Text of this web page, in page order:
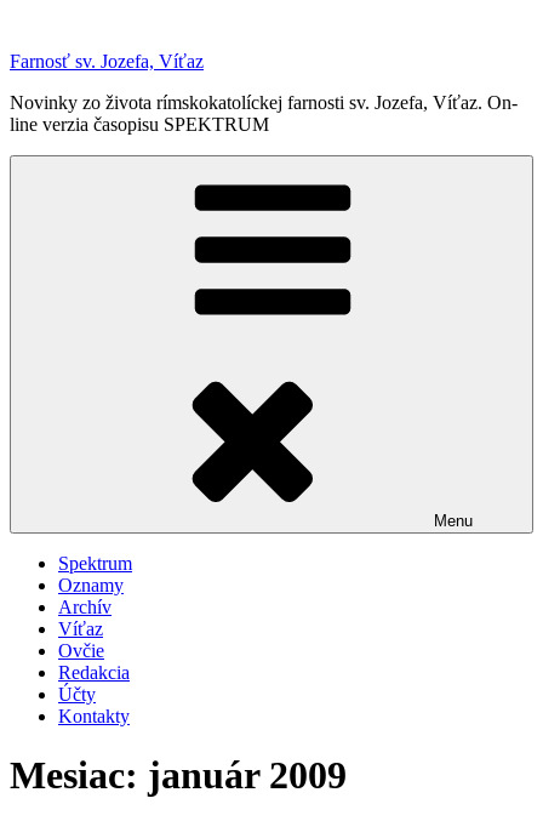
obsah
Farnosť sv. Jozefa, Víťaz
Novinky zo života rímskokatolíckej farnosti sv. Jozefa, Víťaz. On-
line verzia časopisu SPEKTRUM
Menu
Spektrum
Oznamy
Archív
Víťaz
Ovčie
Redakcia
Účty
Kontakty
Mesiac: január 2009